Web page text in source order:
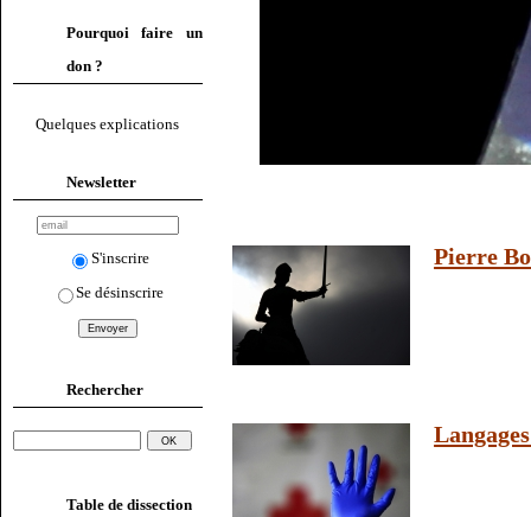
Pourquoi faire un
don ?
Quelques explications
Newsletter
S'inscrire
Se désinscrire
Rechercher
Table de dissection
Pierre